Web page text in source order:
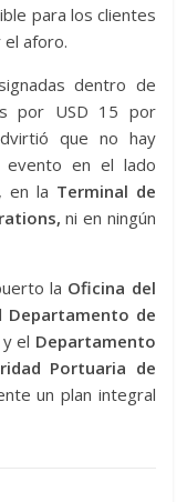
para los clientes
aforo.
dentro de
por USD 15 por
que no hay
evento en el lado
en la Terminal de
ni en ningún
la Oficina del
Departamento de
y el Departamento
Portuaria de
un plan integral